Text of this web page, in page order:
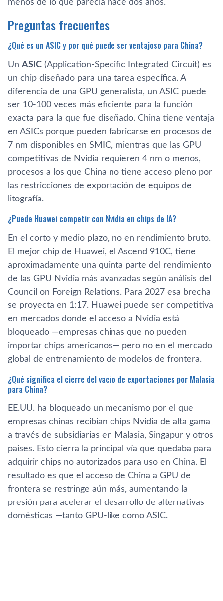
menos de lo que parecía hace dos años.
Preguntas frecuentes
¿Qué es un ASIC y por qué puede ser ventajoso para China?
Un ASIC (Application-Specific Integrated Circuit) es
un chip diseñado para una tarea específica. A
diferencia de una GPU generalista, un ASIC puede
ser 10-100 veces más eficiente para la función
exacta para la que fue diseñado. China tiene ventaja
en ASICs porque pueden fabricarse en procesos de
7 nm disponibles en SMIC, mientras que las GPU
competitivas de Nvidia requieren 4 nm o menos,
procesos a los que China no tiene acceso pleno por
las restricciones de exportación de equipos de
litografía.
¿Puede Huawei competir con Nvidia en chips de IA?
En el corto y medio plazo, no en rendimiento bruto.
El mejor chip de Huawei, el Ascend 910C, tiene
aproximadamente una quinta parte del rendimiento
de las GPU Nvidia más avanzadas según análisis del
Council on Foreign Relations. Para 2027 esa brecha
se proyecta en 1:17. Huawei puede ser competitiva
en mercados donde el acceso a Nvidia está
bloqueado —empresas chinas que no pueden
importar chips americanos— pero no en el mercado
global de entrenamiento de modelos de frontera.
¿Qué significa el cierre del vacío de exportaciones por Malasia
para China?
EE.UU. ha bloqueado un mecanismo por el que
empresas chinas recibían chips Nvidia de alta gama
a través de subsidiarias en Malasia, Singapur y otros
países. Esto cierra la principal vía que quedaba para
adquirir chips no autorizados para uso en China. El
resultado es que el acceso de China a GPU de
frontera se restringe aún más, aumentando la
presión para acelerar el desarrollo de alternativas
domésticas —tanto GPU-like como ASIC.